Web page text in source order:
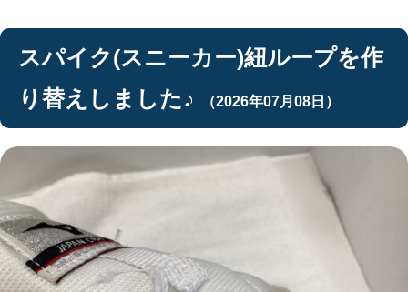
スパイク(スニーカー)紐ループを作
り替えしました♪
（2026年07月08日）